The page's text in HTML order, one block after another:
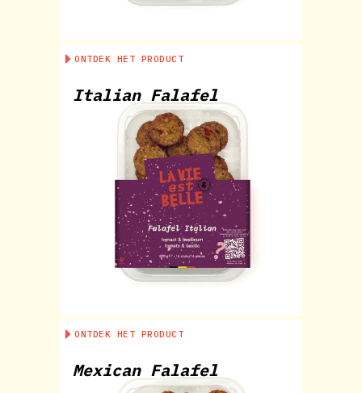
ONTDEK HET PRODUCT
Italian Falafel
ONTDEK HET PRODUCT
Mexican Falafel